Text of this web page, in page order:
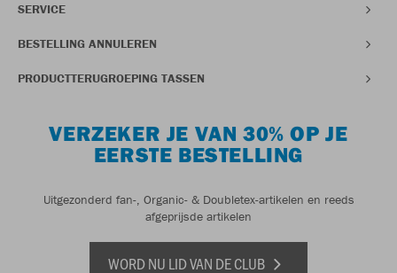
SERVICE
BESTELLING ANNULEREN
PRODUCTTERUGROEPING TASSEN
VERZEKER JE VAN 30% OP JE
EERSTE BESTELLING
Uitgezonderd fan-, Organic- & Doubletex-artikelen en reeds
afgeprijsde artikelen
WORD NU LID VAN DE CLUB